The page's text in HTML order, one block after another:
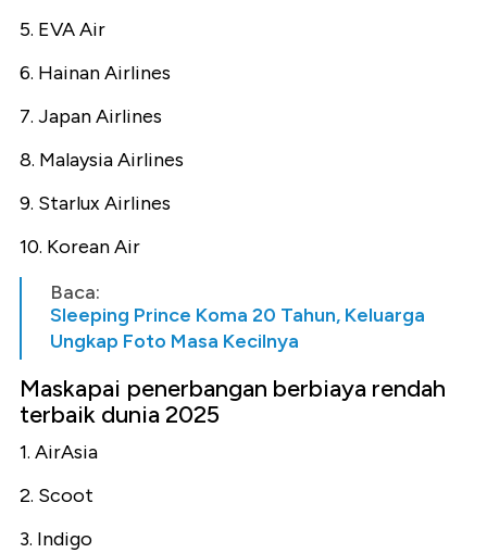
5. EVA Air
6. Hainan Airlines
7. Japan Airlines
8. Malaysia Airlines
9. Starlux Airlines
10. Korean Air
Baca:
Sleeping Prince Koma 20 Tahun, Keluarga
Ungkap Foto Masa Kecilnya
Maskapai penerbangan berbiaya rendah
terbaik dunia 2025
1. AirAsia
2. Scoot
3. Indigo